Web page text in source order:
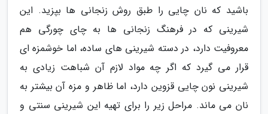
باشید که نان چایی را طبق روش زنجانی ها بپزید. این
شیرینی که در فرهنگ زنجانی ها به چای چورگی هم
معروفیت دارد، در دسته شیرینی های ساده، اما خوشمزه ای
قرار می گیرد که اگر چه مواد لازم آن شباهت زیادی به
شیرینی نون چایی قزوین دارد، اما ظاهر و مزه آن بیشتر به
نان می ماند. مراحل زیر را برای تهیه این شیرینی سنتی و